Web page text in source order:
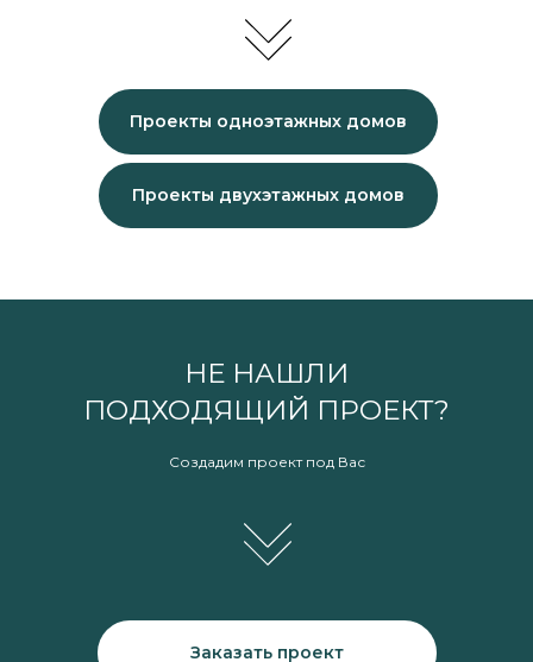
Проекты одноэтажных домов
Проекты двухэтажных домов
НЕ НАШЛИ
ПОДХОДЯЩИЙ ПРОЕКТ?
Заказать проект
Создадим проект под Вас